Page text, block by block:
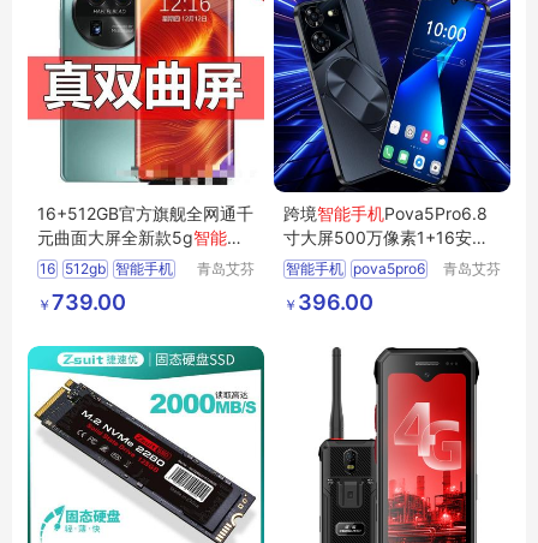
16+512GB官方旗舰全网通千
元曲面大屏全新款5g智能手
机批代发
16 512gb 智能手机
青岛艾芬
￥ 739.00
跨境智能手机Pova5Pro6.8
寸大屏500万像素1+16安卓
8.1厂家直
智能手机 pova5pro6
500万像素
青岛艾芬
￥ 396.00